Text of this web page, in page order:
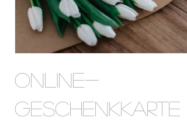
Online-
Geschenkkarte